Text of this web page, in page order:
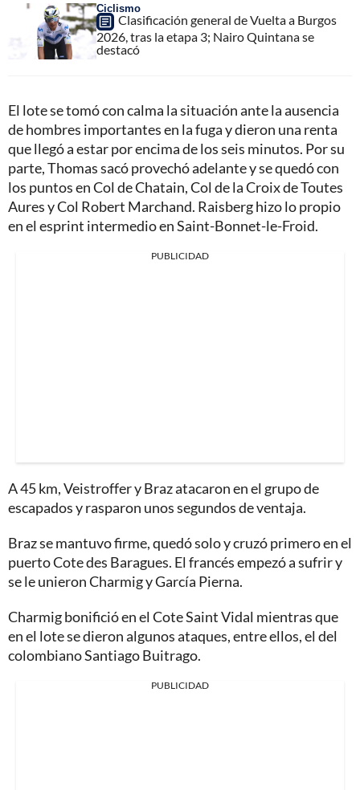
Ciclismo
Clasificación general de Vuelta a Burgos
2026, tras la etapa 3; Nairo Quintana se
destacó
El lote se tomó con calma la situación ante la ausencia
de hombres importantes en la fuga y dieron una renta
que llegó a estar por encima de los seis minutos. Por su
parte, Thomas sacó provechó adelante y se quedó con
los puntos en Col de Chatain, Col de la Croix de Toutes
Aures y Col Robert Marchand. Raisberg hizo lo propio
en el esprint intermedio en Saint-Bonnet-le-Froid.
PUBLICIDAD
A 45 km, Veistroffer y Braz atacaron en el grupo de
escapados y rasparon unos segundos de ventaja.
Braz se mantuvo firme, quedó solo y cruzó primero en el
puerto Cote des Baragues. El francés empezó a sufrir y
se le unieron Charmig y García Pierna.
Charmig bonifició en el Cote Saint Vidal mientras que
en el lote se dieron algunos ataques, entre ellos, el del
colombiano Santiago Buitrago.
PUBLICIDAD